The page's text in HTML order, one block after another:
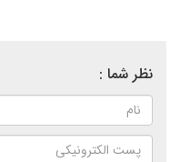
نظر شما :